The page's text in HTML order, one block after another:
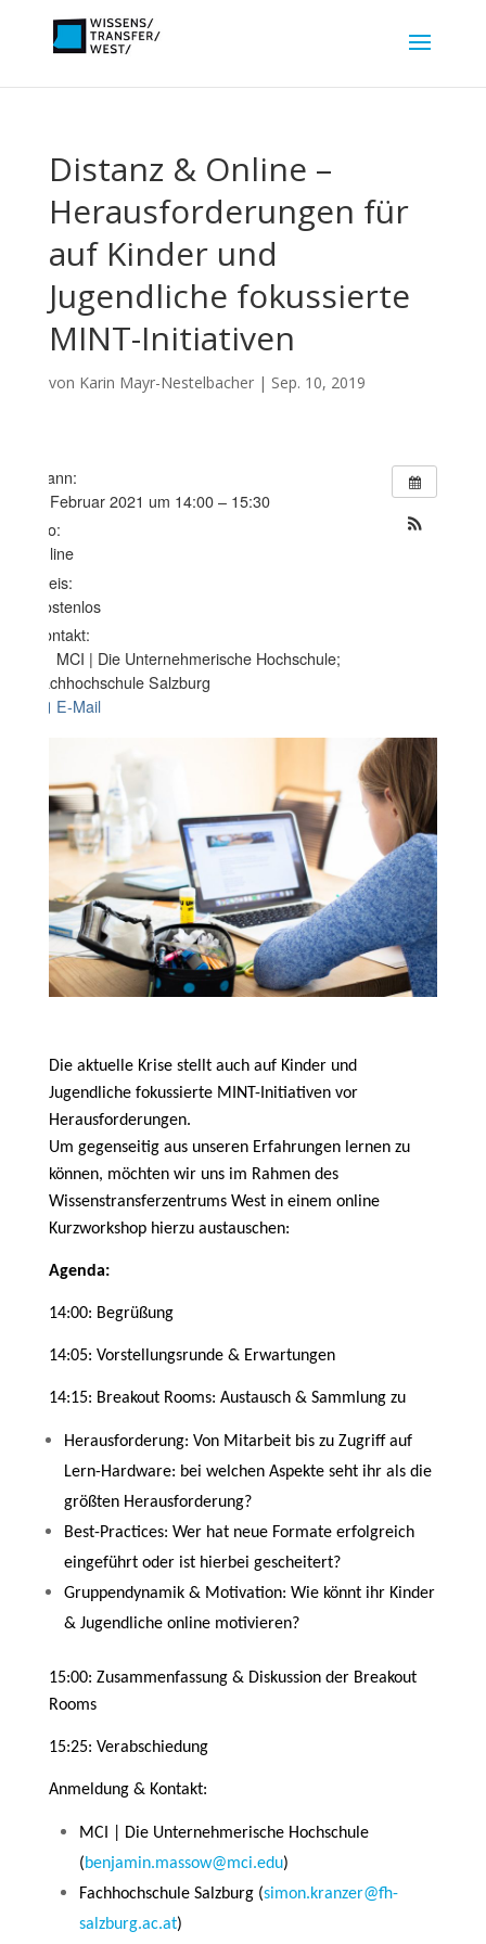
Distanz & Online –
Herausforderungen für
auf Kinder und
Jugendliche fokussierte
MINT-Initiativen
von Karin Mayr-Nestelbacher| Sep. 10, 2019
Wann:
2. Februar 2021 um 14:00 – 15:30
Wo:
online
Preis:
Kostenlos
Kontakt:
MCI | Die Unternehmerische Hochschule;
Fachhochschule Salzburg
E-Mail
Die aktuelle Krise stellt auch auf Kinder und
Jugendliche fokussierte MINT-Initiativen vor
Herausforderungen.
Um gegenseitig aus unseren Erfahrungen lernen zu
können, möchten wir uns im Rahmen des
Wissenstransferzentrums West in einem online
Kurzworkshop hierzu austauschen:
Agenda:
14:00: Begrüßung
14:05: Vorstellungsrunde & Erwartungen
14:15: Breakout Rooms: Austausch & Sammlung zu
Herausforderung: Von Mitarbeit bis zu Zugriff auf
Lern-Hardware: bei welchen Aspekte seht ihr als die
größten Herausforderung?
Best-Practices: Wer hat neue Formate erfolgreich
eingeführt oder ist hierbei gescheitert?
Gruppendynamik & Motivation: Wie könnt ihr Kinder
& Jugendliche online motivieren?
15:00: Zusammenfassung & Diskussion der Breakout
Rooms
15:25: Verabschiedung
Anmeldung & Kontakt:
MCI | Die Unternehmerische Hochschule
(benjamin.massow@mci.edu)
Fachhochschule Salzburg (simon.kranzer@fh-
salzburg.ac.at)